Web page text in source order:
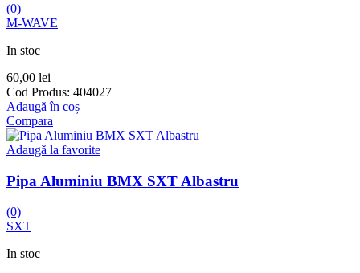
(0)
M-WAVE
In stoc
60,00 lei
Cod Produs: 404027
Adaugă în coș
Compara
Adaugă la favorite
Pipa Aluminiu BMX SXT Albastru
(0)
SXT
In stoc